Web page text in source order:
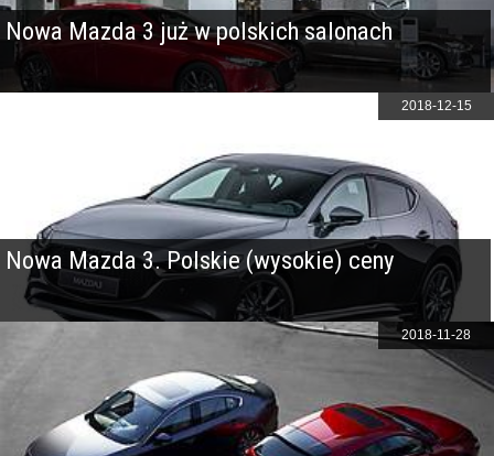
Nowa Mazda 3 już w polskich salonach
Nowa Mazda 3. Polskie (wysokie) ceny
2018-12-15
2018-11-28